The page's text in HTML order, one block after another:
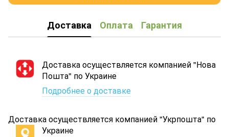
Доставка Оплата Гарантия
Доставка осуществляется компанией "Нова
Пошта" по Украине
Подробнее о доставке
Доставка осуществляется компанией "Укрпошта" по
Украине